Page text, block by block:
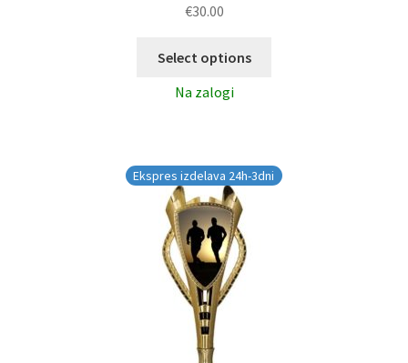
€30.00
Select options
Na zalogi
Ekspres izdelava 24h-3dni